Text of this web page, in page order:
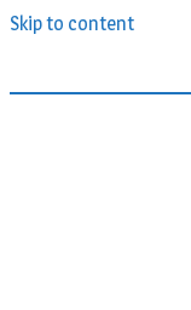
Skip to content